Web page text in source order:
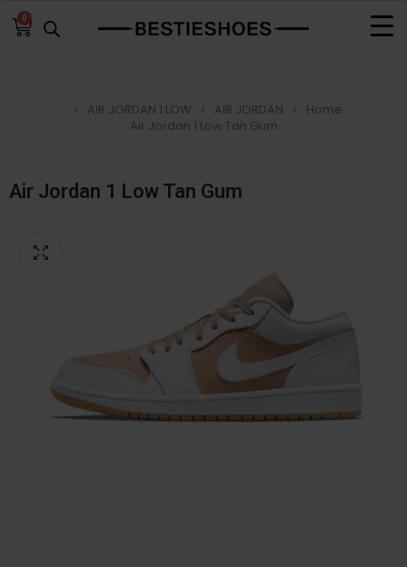
0
Home
AIR JORDAN
AIR JORDAN 1 LOW
Air Jordan 1 Low Tan Gum
Air Jordan 1 Low Tan Gum